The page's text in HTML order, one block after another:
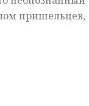
пришельцев,